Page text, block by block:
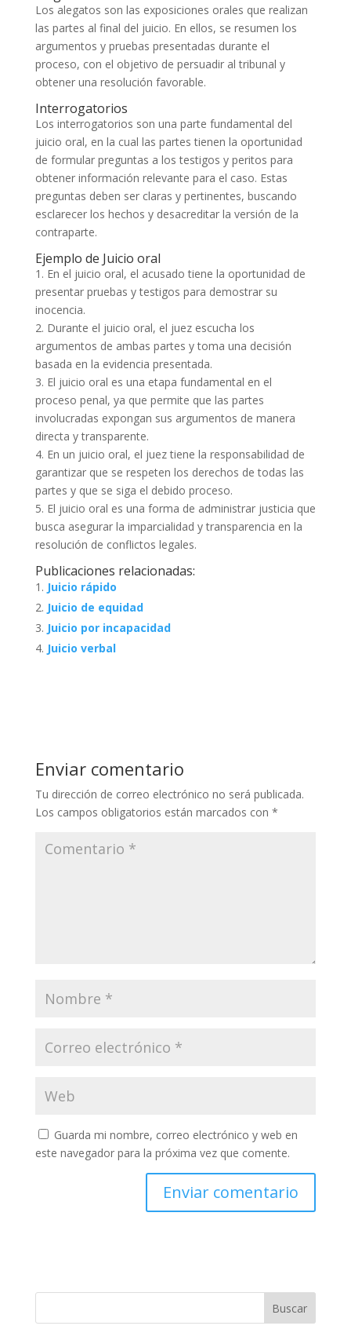
Los alegatos son las exposiciones orales que realizan
las partes al final del juicio. En ellos, se resumen los
argumentos y pruebas presentadas durante el
proceso, con el objetivo de persuadir al tribunal y
obtener una resolución favorable.
Interrogatorios
Los interrogatorios son una parte fundamental del
juicio oral, en la cual las partes tienen la oportunidad
de formular preguntas a los testigos y peritos para
obtener información relevante para el caso. Estas
preguntas deben ser claras y pertinentes, buscando
esclarecer los hechos y desacreditar la versión de la
contraparte.
Ejemplo de Juicio oral
1. En el juicio oral, el acusado tiene la oportunidad de
presentar pruebas y testigos para demostrar su
inocencia.
2. Durante el juicio oral, el juez escucha los
argumentos de ambas partes y toma una decisión
basada en la evidencia presentada.
3. El juicio oral es una etapa fundamental en el
proceso penal, ya que permite que las partes
involucradas expongan sus argumentos de manera
directa y transparente.
4. En un juicio oral, el juez tiene la responsabilidad de
garantizar que se respeten los derechos de todas las
partes y que se siga el debido proceso.
5. El juicio oral es una forma de administrar justicia que
busca asegurar la imparcialidad y transparencia en la
resolución de conflictos legales.
Publicaciones relacionadas:
Juicio rápido
Juicio de equidad
Juicio por incapacidad
Juicio verbal
Enviar comentario
Tu dirección de correo electrónico no será publicada.
Los campos obligatorios están marcados con *
Guarda mi nombre, correo electrónico y web en
este navegador para la próxima vez que comente.
Buscar